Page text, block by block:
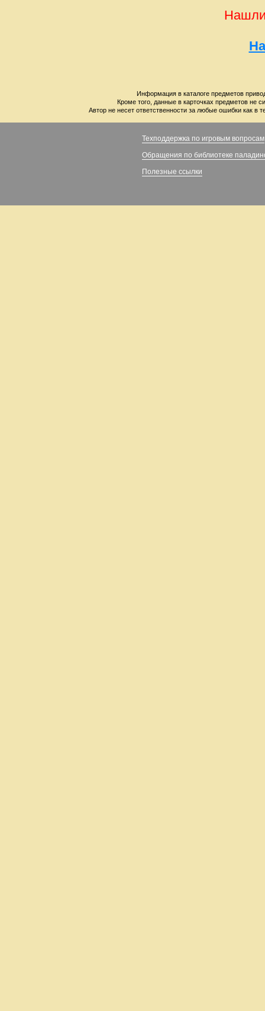
Нашли
Информация в каталоге предметов
Кроме того, данные в карточках предметов не
Автор не несет ответственности за любые ошибки как в
Техподдержка по игровым вопросам
Обращения по библиотеке
Полезные ссылки